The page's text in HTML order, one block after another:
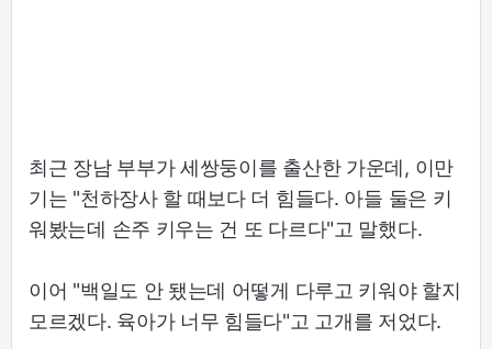
최근 장남 부부가 세쌍둥이를 출산한 가운데, 이만
기는 "천하장사 할 때보다 더 힘들다. 아들 둘은 키
워봤는데 손주 키우는 건 또 다르다"고 말했다.
이어 "백일도 안 됐는데 어떻게 다루고 키워야 할지
모르겠다. 육아가 너무 힘들다"고 고개를 저었다.